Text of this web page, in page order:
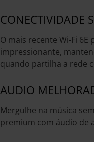
CONECTIVIDADE
O mais recente Wi-Fi
impressionante,
quando partilha a rede
AUDIO
Mergulhe na música
premium com áudio de